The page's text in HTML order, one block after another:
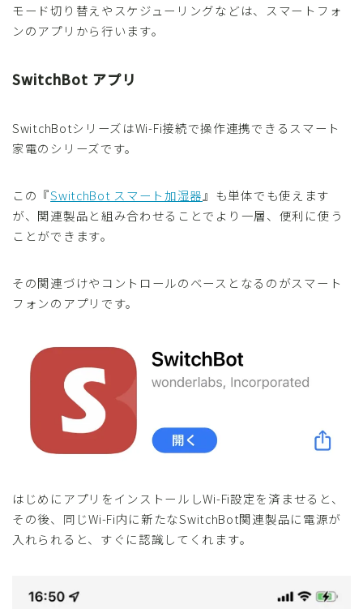
モード切り替えやスケジューリングなどは、スマートフォ
ンのアプリから行います。
SwitchBot アプリ
SwitchBotシリーズはWi-Fi接続で操作連携できるスマート
家電のシリーズです。
この『SwitchBot スマート加湿器 』も単体でも使えます
が、関連製品と組み合わせることでより一層、便利に使う
ことができます。
その関連づけやコントロールのベースとなるのがスマート
フォンのアプリです。
はじめにアプリをインストールしWi-Fi設定を済ませると、
その後、同じWi-Fi内に新たなSwitchBot関連製品に電源が
入れられると、すぐに認識してくれます。